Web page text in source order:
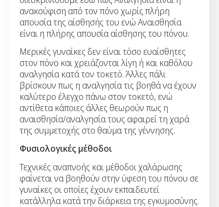
ανακούφιση από τον πόνο χωρίς πλήρη
απουσία της αίσθησής του ενώ Αναισθησία
είναι η πλήρης απουσία αίσθησης του πόνου.
Μερικές γυναίκες δεν είναι τόσο ευαίσθητες
στον πόνο και χρειάζονται λίγη ή και καθόλου
αναλγησία κατά τον τοκετό. Άλλες πάλι
βρίσκουν πως η αναλγησία τις βοηθά να έχουν
καλύτερο έλεγχο πάνω στον τοκετό, ενώ
αντίθετα κάποιες άλλες θεωρούν πως η
αναισθησία/αναλγησία τους αφαιρεί τη χαρά
της συμμετοχής στο θαύμα της γέννησης.
Φυσιολογικές μέθοδοι
Τεχνικές αναπνοής και μέθοδοι χαλάρωσης
φαίνεται να βοηθούν στην ύφεση του πόνου σε
γυναίκες οι οποίες έχουν εκπαιδευτεί
κατάλληλα κατά την διάρκεια της εγκυμοσύνης.